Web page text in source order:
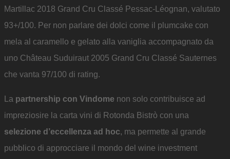
Martillac 2018 Grand Cru Classé Pessac-Léognan, valutato
93+/100. Per non parlare dei dolci come il plumcake con
mela al caramello e gelato alla vaniglia accompagnato da
uno Château Suduiraut 2005 Grand Cru Classé Sauternes
che vanta 97/100 di rating.
La partnership con Vindome non solo contribuisce ad
impreziosire la carta vini di Rotonda Bistrò con una
selezione d’eccellenza ad hoc, ma permette al grande
pubblico di approcciare il mondo del wine investment